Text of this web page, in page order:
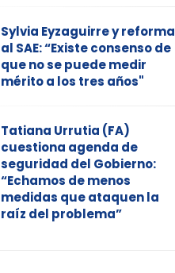
Sylvia Eyzaguirre y reforma
al SAE: “Existe consenso de
que no se puede medir
mérito a los tres años"
Tatiana Urrutia (FA)
cuestiona agenda de
seguridad del Gobierno:
“Echamos de menos
medidas que ataquen la
raíz del problema”